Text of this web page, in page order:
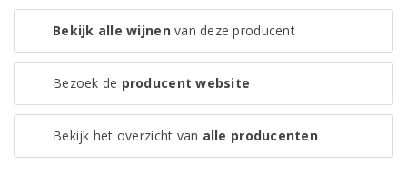
Bekijk alle wijnenvan deze producent
Bezoek de producent website
Bekijk het overzicht van alle producenten